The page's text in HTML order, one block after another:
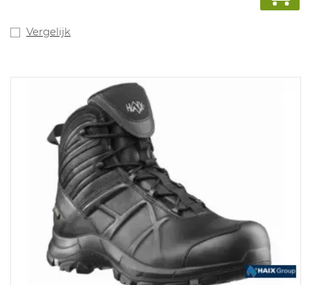
Gewicht: 710g.
Vergelijk